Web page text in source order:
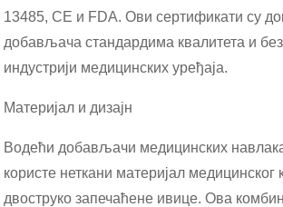
13485, CE и FDA. Ови сертификати су
добављача стандардима квалитета и
индустрији медицинских уређаја.
Материјал и дизајн
Водећи добављачи медицинских
користе неткани материјал медицинског
двоструко запечаћене ивице. Ова